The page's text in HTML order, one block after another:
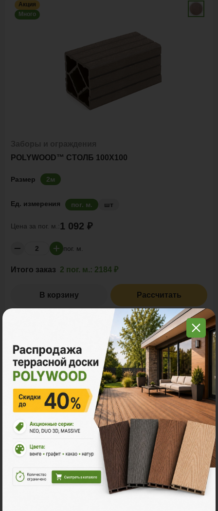
Акция
Много
POLYWOOD™ СТОЛБ 100Х100
Размер 2м
Ед. измерения пог. м. шт
Цена за пог. м.:1 092 ₽
пог. м.
Итого заказ 2 пог. м.: 2184 ₽
В корзину Рассчитать
С этим товаром покупают
Много